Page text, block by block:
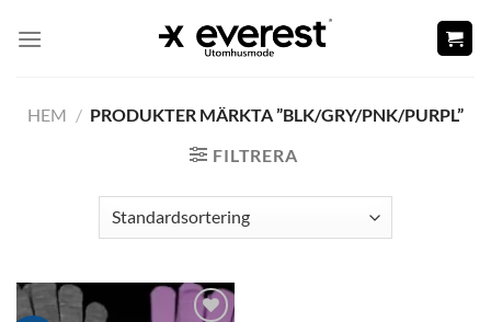
HEM / PRODUKTER MÄRKTA ”BLK/GRY/PNK/PURPL”
FILTRERA